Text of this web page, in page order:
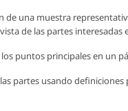
de una muestra
de las partes interesadas
los puntos principales en un
partes usando definiciones